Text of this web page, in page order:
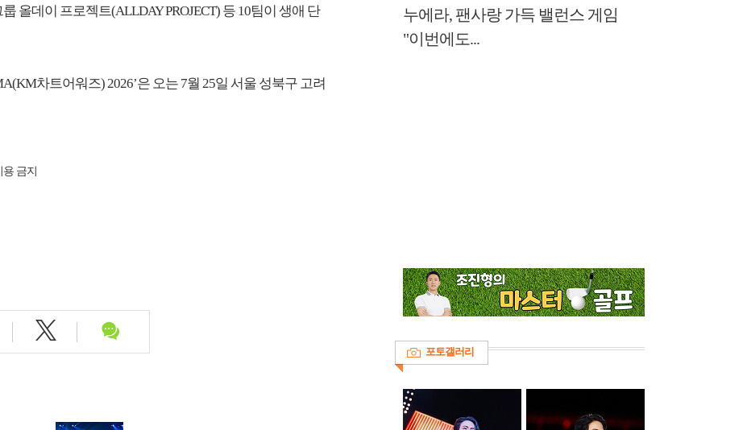
올데이 프로젝트(ALLDAY PROJECT) 등 10팀이 생애 단
차트어워즈) 2026’은 오는 7월 25일 서울 성북구 고려
금지
누에라, 팬사랑 가득 밸런스 게임
"이번에도...
포토갤러리